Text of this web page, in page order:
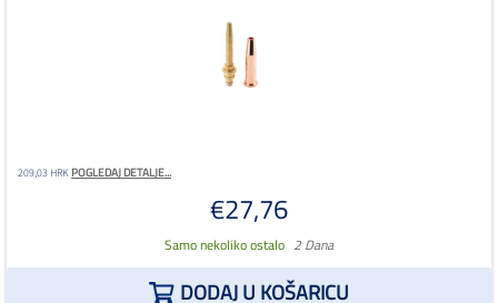
209,03 HRKPOGLEDAJ DETALJE...
€27,76
Samo nekoliko ostalo 2 Dana
DODAJ U KOŠARICU